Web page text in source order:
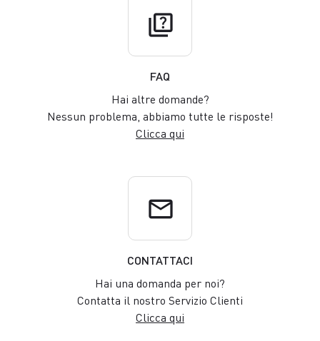
quiz
FAQ
Hai altre domande?
Nessun problema, abbiamo tutte le risposte!
Clicca qui
email
CONTATTACI
Hai una domanda per noi?
Contatta il nostro Servizio Clienti
Clicca qui